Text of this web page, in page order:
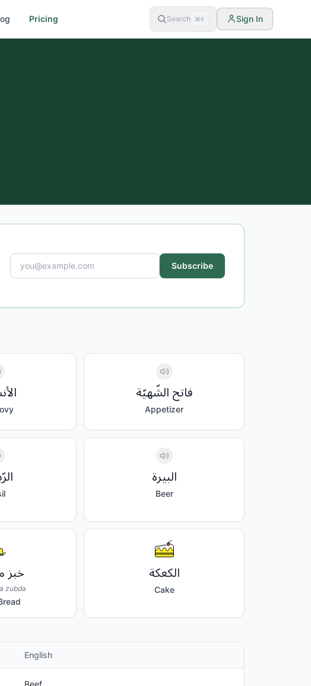
Pricing Search ⌘K Sign In
Subscribe
فاتح الشّهيّة
Appetizer
البيرة
Beer
خبز
zubda
الكعكة
Cake
English
Beef